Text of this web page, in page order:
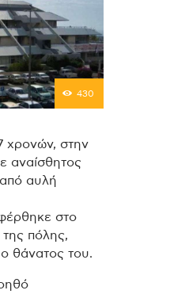
430
χρονών, στην
αναίσθητος
αυλή
στο
της πόλης,
θάνατος του.